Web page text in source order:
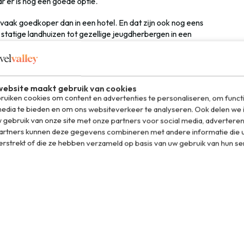
maakt gebruik van cookies
cookies om content en advertenties te personaliseren, om
te bieden en om ons websiteverkeer te analyseren. Ook delen
gebruik van onze site met onze partners voor social media,
kunnen deze gegevens combineren met andere informatie die
of die ze hebben verzameld op basis van uw gebruik van hun
goedkoper dan in een hotel. En dat zijn ook nog eens
landhuizen tot gezellige jeugdherbergen in een
op verschillende locaties in Zwitserland vind je met
slaapplek voor weinig geld.
alleen voor de jeugd, maar vooral een hele goede keuze
reis gaat. En het is meteen ook een hele gezellige manier
sneller contact met andere reizigers. Je kiest zelf hoe je
Je moet wel een lidmaatschap nemen om er
er heel snel uit.